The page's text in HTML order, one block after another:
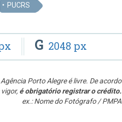
PUCRS
G 2048 px
Porto Alegre é livre. De acordo
é obrigatório registrar o crédito.
ex.: Nome do Fotógrafo / PMPA